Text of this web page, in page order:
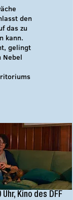
den
das zu
kann.
gelingt
Nebel
Uhr, Kino des DFF